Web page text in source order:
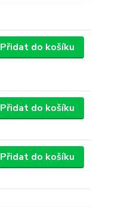
Přidat do košíku
Přidat do košíku
Přidat do košíku